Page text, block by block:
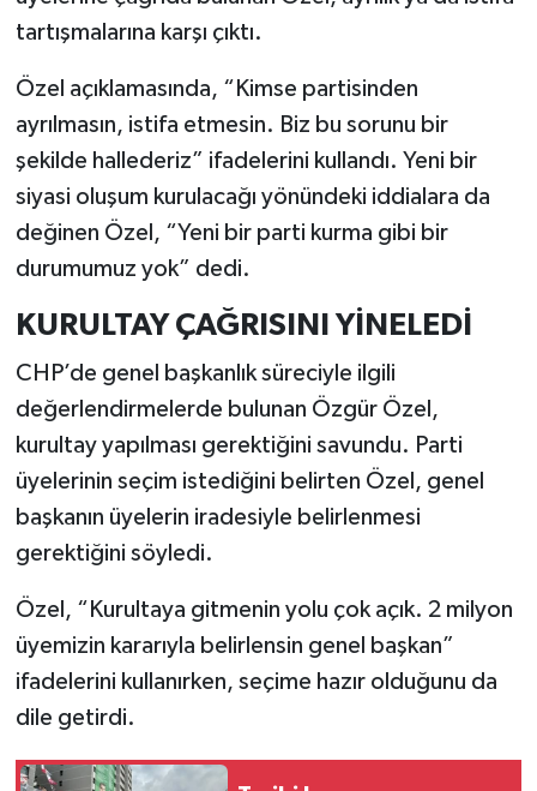
tartışmalarına karşı çıktı.
Özel açıklamasında, “Kimse partisinden
ayrılmasın, istifa etmesin. Biz bu sorunu bir
şekilde hallederiz” ifadelerini kullandı. Yeni bir
siyasi oluşum kurulacağı yönündeki iddialara da
değinen Özel, “Yeni bir parti kurma gibi bir
durumumuz yok” dedi.
KURULTAY ÇAĞRISINI YİNELEDİ
CHP’de genel başkanlık süreciyle ilgili
değerlendirmelerde bulunan Özgür Özel,
kurultay yapılması gerektiğini savundu. Parti
üyelerinin seçim istediğini belirten Özel, genel
başkanın üyelerin iradesiyle belirlenmesi
gerektiğini söyledi.
Özel, “Kurultaya gitmenin yolu çok açık. 2 milyon
üyemizin kararıyla belirlensin genel başkan”
ifadelerini kullanırken, seçime hazır olduğunu da
dile getirdi.